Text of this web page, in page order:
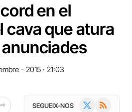
en el
cava que atura
- 2015 · 21:03
SEGUEIX-NOS RSS